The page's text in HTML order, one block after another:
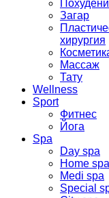
Загар
хирургия
Массаж
Тату
Wellness
Sport
Фитнес
Йога
Spa
Day spa
Home spa
Medi spa
Special